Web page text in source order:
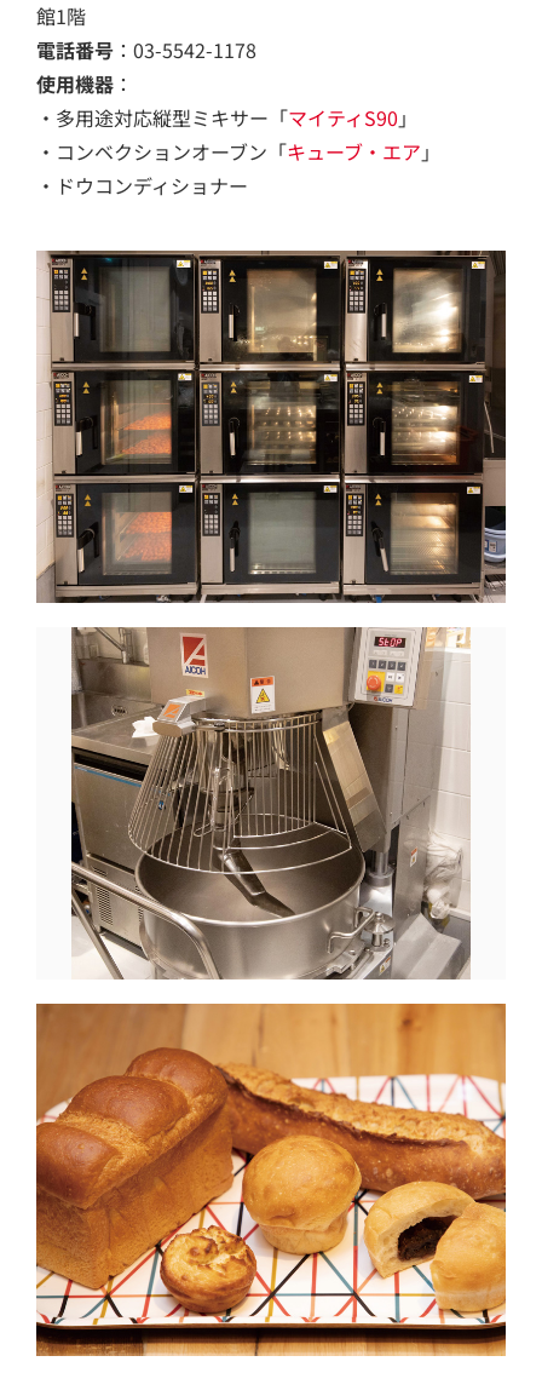
館1階
電話番号 ：03-5542-1178
使用機器 ：
・多用途対応縦型ミキサー「マイティS90 」
・コンベクションオーブン「キューブ・エア 」
・ドウコンディショナー